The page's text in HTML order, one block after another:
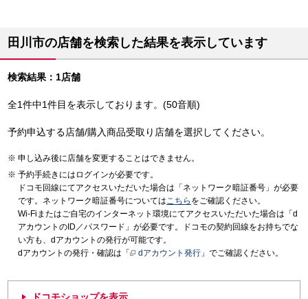
田川市の店舗を検索した結果を表示しています
検索結果：1店舗
全1件中1件目を表示しております。(50音順)
予約申込する店舗/購入商品受取り店舗を選択してください。
申し込み後に店舗を変更することはできません。
予約手続きにはログインが必要です。
ドコモ回線にてアクセスいただいた場合は「ネットワーク暗証番号」が必要
です。ネットワーク暗証番号についてはこちら をご確認ください。
Wi-Fiまたはご自宅のインターネット環境にてアクセスいただいた場合は「d
アカウントのID／パスワード」が必要です。ドコモの契約回線をお持ちでな
い方も、dアカウントの発行が可能です。
dアカウントの発行・確認は「
dアカウント発行 」でご確認ください。